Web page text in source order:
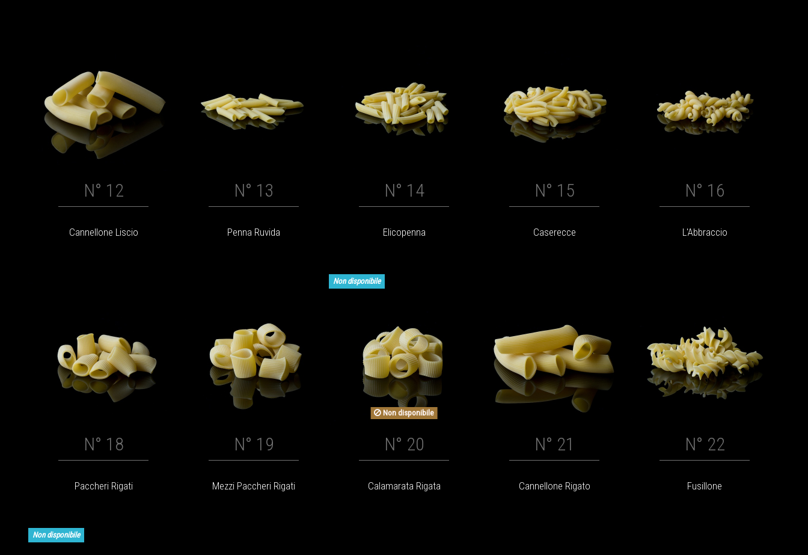
N° 12
Cannellone Liscio
N° 13
Penna Ruvida
N° 14
Elicopenna
N° 15
Caserecce
N° 16
L'Abbraccio
N° 18
Paccheri Rigati
N° 19
Mezzi Paccheri Rigati
Non disponibile
Non disponibile
N° 20
Calamarata Rigata
N° 21
Cannellone Rigato
N° 22
Fusillone
Non disponibile